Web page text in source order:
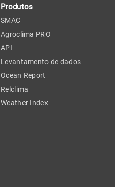
Produtos
SMAC
Agroclima PRO
API
Levantamento de dados
Ocean Report
Relclima
Weather Index